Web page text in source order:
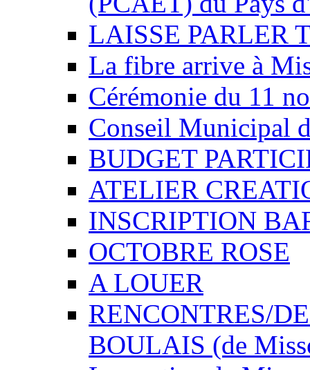
LAISSE PARLER
La fibre arrive à
Cérémonie du 11
Conseil Municipal
BUDGET
ATELIER
INSCRIPTION
OCTOBRE ROSE
A LOUER
RENCONTRES/
BOULAIS (de